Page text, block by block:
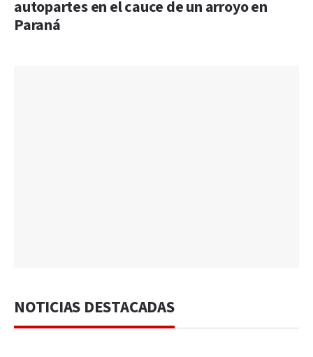
autopartes en el cauce de un arroyo en
Paraná
NOTICIAS DESTACADAS